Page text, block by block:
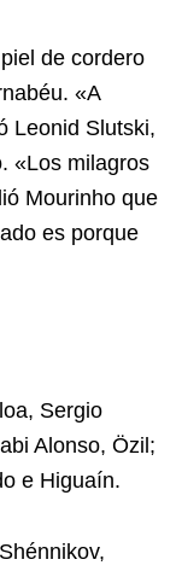
de cordero
«A
Leonid Slutski,
«Los milagros
Mourinho que
es porque
Sergio
Alonso, Özil;
e Higuaín.